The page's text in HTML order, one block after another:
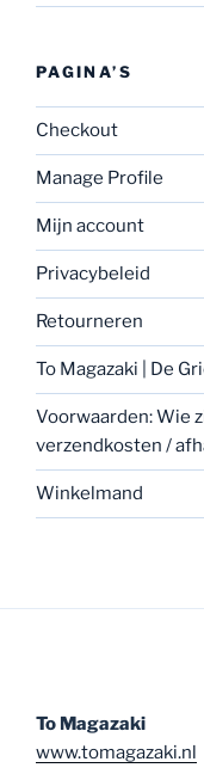
PAGINA’S
Checkout
Manage Profile
Mijn account
Privacybeleid
Retourneren
To Magazaki | De
Voorwaarden: Wie
verzendkosten /
Winkelmand
To Magazaki
www.tomagazaki.nl